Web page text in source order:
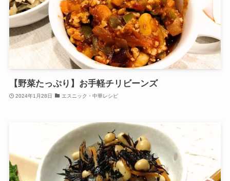
【野菜たっぷり】お手軽チリビーンズ
2024年1月28日 エスニック・中華レシピ